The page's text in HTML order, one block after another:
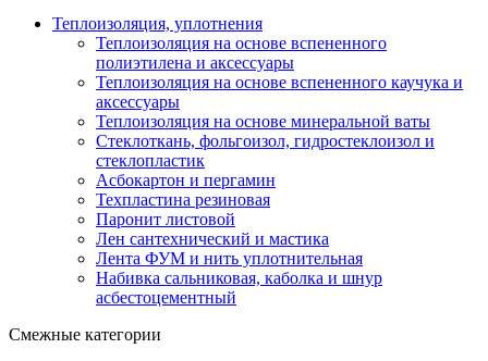
Теплоизоляция, уплотнения
Теплоизоляция на основе вспененного
полиэтилена и аксессуары
Теплоизоляция на основе вспененного каучука и
аксессуары
Теплоизоляция на основе минеральной ваты
Стеклоткань, фольгоизол, гидростеклоизол и
стеклопластик
Асбокартон и пергамин
Техпластина резиновая
Паронит листовой
Лен сантехнический и мастика
Лента ФУМ и нить уплотнительная
Набивка сальниковая, каболка и шнур
асбестоцементный
Смежные категории